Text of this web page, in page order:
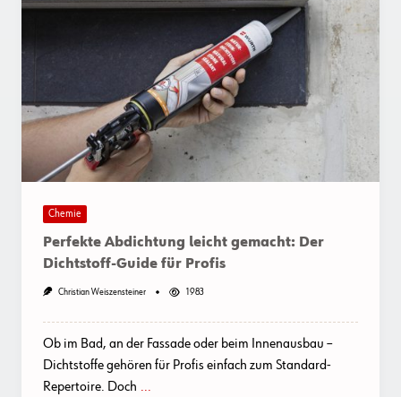
Chemie
Perfekte Abdichtung leicht gemacht: Der
Dichtstoff-Guide für Profis
Christian Weiszensteiner 1983
Ob im Bad, an der Fassade oder beim Innenausbau –
Dichtstoffe gehören für Profis einfach zum Standard-
Repertoire. Doch ...